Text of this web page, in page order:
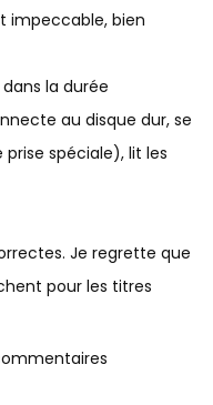
impeccable, bien
la durée
au disque dur, se
spéciale), lit les
Je regrette que
pour les titres